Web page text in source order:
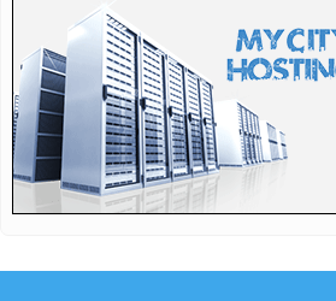
11:37:
11:36:Ćuta osuo paljbu po lažnim
evo ...
11:33:Izraelska vojska se povlači
11:33:Odžaci: „Omladinac“ 23.